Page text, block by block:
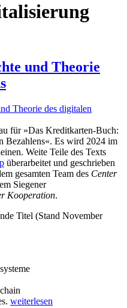
und Theorie
für »Das Kreditkarten-Buch:
Bezahlens«. Es wird 2024 im
Weite Teile des Texts
überarbeitet und geschrieben
gesamten Team des Center
Siegener
Kooperation.
Titel (Stand November
„CAIS-
weiterlesen